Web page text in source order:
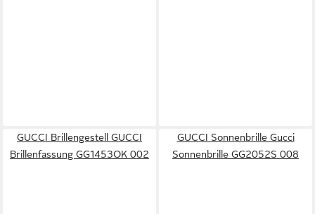
GUCCI Brillengestell GUCCI
Brillenfassung GG1453OK 002
GUCCI Sonnenbrille Gucci
Sonnenbrille GG2052S 008